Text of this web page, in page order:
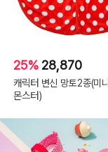
25% 28,870
캐릭터 변신 망토2종(미
몬스터)